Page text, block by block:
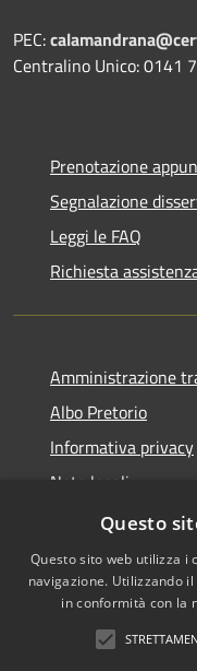
PEC:
Centralino Unico: 0141
Prenotazione
Segnalazione
Leggi le FAQ
Richiesta
Amministrazione
Albo Pretorio
Informativa privacy
Note legali
Dichiarazione di
Accessibilità
Questo
Questo sito web utilizza i
navigazione. Utilizzando
in conformità con la